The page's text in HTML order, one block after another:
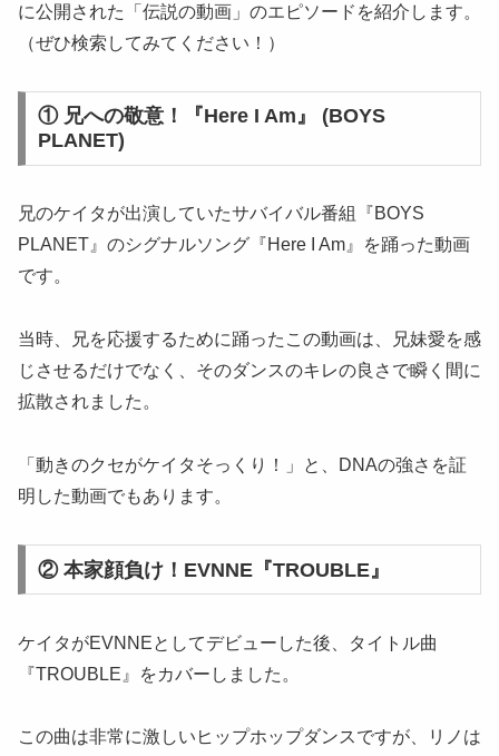
に公開された「伝説の動画」のエピソードを紹介します。
（ぜひ検索してみてください！）
① 兄への敬意！『Here I Am』 (BOYS
PLANET)
兄のケイタが出演していたサバイバル番組『BOYS
PLANET』のシグナルソング『Here I Am』を踊った動画
です。
当時、兄を応援するために踊ったこの動画は、兄妹愛を感
じさせるだけでなく、そのダンスのキレの良さで瞬く間に
拡散されました。
「動きのクセがケイタそっくり！」と、DNAの強さを証
明した動画でもあります。
② 本家顔負け！EVNNE『TROUBLE』
ケイタがEVNNEとしてデビューした後、タイトル曲
『TROUBLE』をカバーしました。
この曲は非常に激しいヒップホップダンスですが、リノは